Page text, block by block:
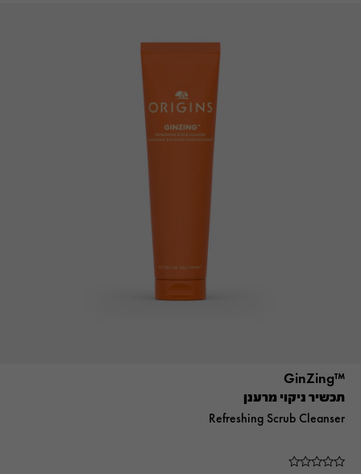
™GinZing
תכשיר ניקוי מרענן
Refreshing Scrub Cleanser